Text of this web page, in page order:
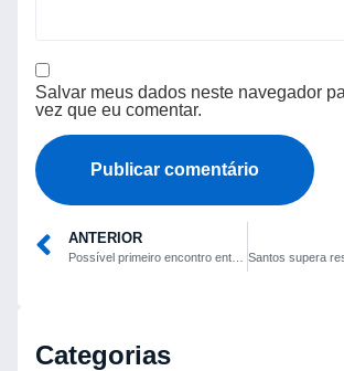
Salvar meus dados neste navegador
vez que eu comentar.
ANTERIOR
Categorias